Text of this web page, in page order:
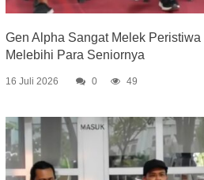
Gen Alpha Sangat Melek
Melebihi Para Seniornya
16 Juli 2026 0 49